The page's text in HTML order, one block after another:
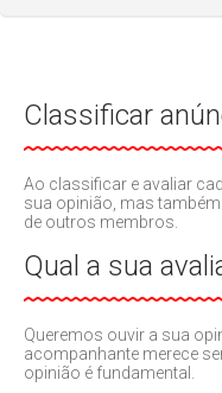
Classificar
Ao classificar e avaliar
sua opinião, mas
de outros membros.
Qual a sua
Queremos ouvir a sua
acompanhante merece
opinião é fundamental.